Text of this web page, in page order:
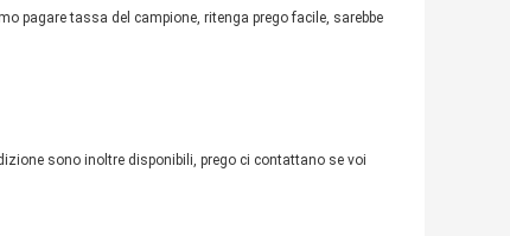
pagare tassa del campione, ritenga prego facile, sarebbe
sono inoltre disponibili, prego ci contattano se voi